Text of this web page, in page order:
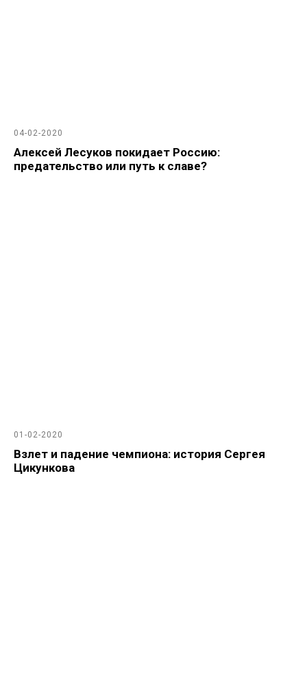
04-02-2020
Алексей Лесуков покидает Россию:
предательство или путь к славе?
01-02-2020
Взлет и падение чемпиона: история Сергея
Цикункова